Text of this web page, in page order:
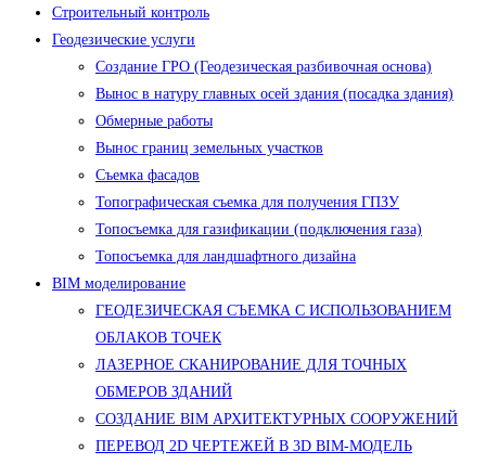
Строительный контроль
Геодезические услуги
Создание ГРО (Геодезическая разбивочная основа)
Вынос в натуру главных осей здания (посадка здания)
Обмерные работы
Вынос границ земельных участков
Съемка фасадов
Топографическая съемка для получения ГПЗУ
Топосъемка для газификации (подключения газа)
Топосъемка для ландшафтного дизайна
BIM моделирование
ГЕОДЕЗИЧЕСКАЯ СЪЕМКА С ИСПОЛЬЗОВАНИЕМ
ОБЛАКОВ ТОЧЕК
ЛАЗЕРНОЕ СКАНИРОВАНИЕ ДЛЯ ТОЧНЫХ
ОБМЕРОВ ЗДАНИЙ
СОЗДАНИЕ BIM АРХИТЕКТУРНЫХ СООРУЖЕНИЙ
ПЕРЕВОД 2D ЧЕРТЕЖЕЙ В 3D BIM-МОДЕЛЬ